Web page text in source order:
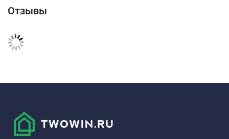
Отзывы